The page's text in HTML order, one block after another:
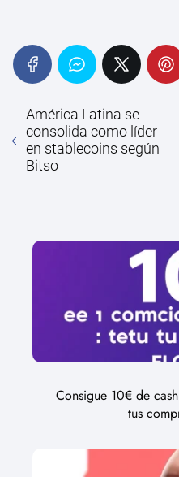
América Latina se
consolida como líder
en stablecoins según
Bitso
Consigue 10€ de
tus